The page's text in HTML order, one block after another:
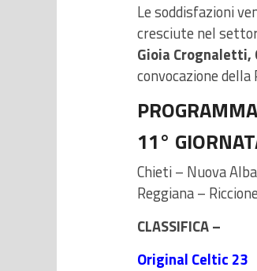
Le soddisfazioni
cresciute nel
Gioia Crognaletti,
convocazione
PROGRAMMA
11°
Chieti – Nuova
Reggiana –
CLASSIFICA –
Original Celtic 23